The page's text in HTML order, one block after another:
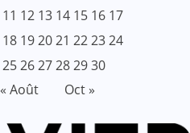
11 12 13 14 15 16 17
18 192021 222324
252627282930
« Août
Oct »